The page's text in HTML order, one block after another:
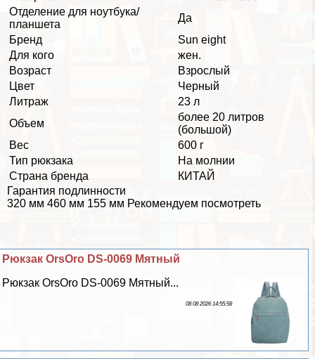
Отделение для ноутбука/
планшета
Да
Бренд
Sun eight
Для кого
жен.
Возраст
Взрослый
Цвет
Черный
Литраж
23 л
Объем
более 20 литров
(большой)
Вес
600 г
Тип рюкзака
На молнии
Страна бренда
КИТАЙ
Гарантия подлинности
320 мм 460 мм 155 мм Рекомендуем посмотреть
Рюкзак OrsOro DS-0069 Мятный
Рюкзак OrsOro DS-0069 Мятный...
08 08 2026 14:55:58